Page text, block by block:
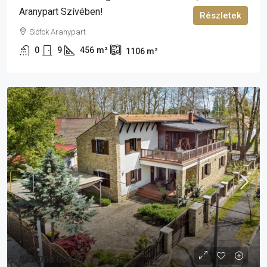
Aranypart Szívében!
Siófok Aranypart
0 9 456 m² 1106 m²
Részletek
395 000 000 Ft